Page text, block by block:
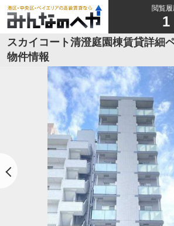
閲覧
1
スカイコート清澄庭園棟賃貸詳細
物件情報